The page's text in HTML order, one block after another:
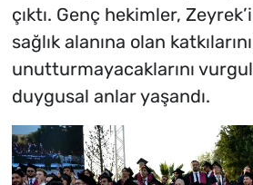
çıktı. Genç hekimler,
sağlık alanına olan katkılarını
unutturmayacaklarını
duygusal anlar yaşandı.